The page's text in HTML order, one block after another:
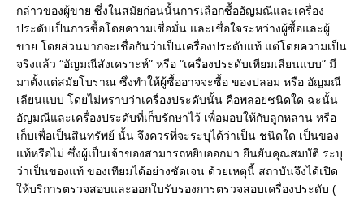
กล่าวของผู้ขาย ซึ่งในสมัยก่อนนั้นการเลือกซื้ออัญมณีและเครื่อง
ประดับเป็นการซื้อโดยความเชื่อมั่น และเชื่อใจระหว่างผู้ซื้อและผู้
ขาย โดยส่วนมากจะเชื่อกันว่าเป็นเครื่องประดับแท้ แต่โดยความเป็น
จริงแล้ว “อัญมณีสังเคราะห์” หรือ “เครื่องประดับเทียมเลียนแบบ” มี
มาตั้งแต่สมัยโบราณ ซึ่งทำให้ผู้ซื้ออาจจะซื้อ ของปลอม หรือ อัญมณี
เลียนแบบ โดยไม่ทราบว่าเครื่องประดับนั้น คือพลอยชนิดใด ฉะนั้น
อัญมณีและเครื่องประดับที่เก็บรักษาไว้ เพื่อมอบให้กับลูกหลาน หรือ
เก็บเพื่อเป็นสินทรัพย์ นั้น จึงควรที่จะระบุได้ว่าเป็น ชนิดใด เป็นของ
แท้หรือไม่ ซึ่งผู้เป็นเจ้าของสามารถหยิบออกมา ยืนยันคุณสมบัติ ระบุ
ว่าเป็นของแท้ ของเทียมได้อย่างชัดเจน ด้วยเหตุนี้ สถาบันจึงได้เปิด
ให้บริการตรวจสอบและออกใบรับรองการตรวจสอบเครื่องประดับ (